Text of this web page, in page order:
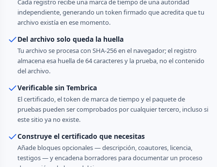
Cada registro recibe una marca de tiempo de una autoridad
independiente, generando un token firmado que acredita que tu
archivo existía en ese momento.
Del archivo solo queda la huella
Tu archivo se procesa con SHA-256 en el navegador; el registro
almacena esa huella de 64 caracteres y la prueba, no el contenido
del archivo.
Verificable sin Tembrica
El certificado, el token de marca de tiempo y el paquete de
pruebas pueden ser comprobados por cualquier tercero, incluso si
este sitio ya no existe.
Construye el certificado que necesitas
Añade bloques opcionales — descripción, coautores, licencia,
testigos — y encadena borradores para documentar un proceso